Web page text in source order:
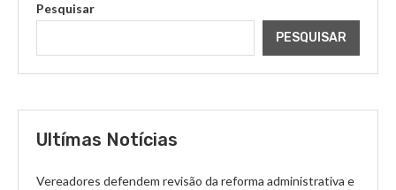
Pesquisar
PESQUISAR
Ultímas Notícias
Vereadores defendem revisão da reforma administrativa e